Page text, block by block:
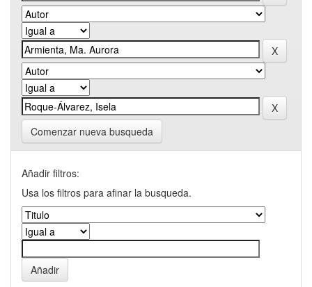
Comenzar nueva busqueda
Añadir filtros:
Usa los filtros para afinar la busqueda.